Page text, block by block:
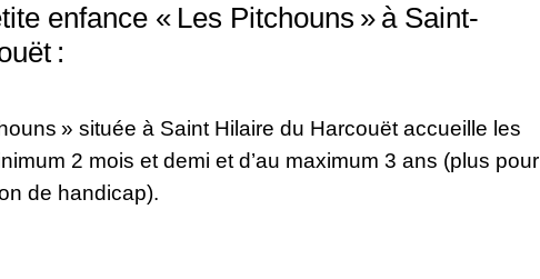
enfance « Les Pitchouns » à Saint-
:
» située à Saint Hilaire du Harcouët accueille les
2 mois et demi et d’au maximum 3 ans (plus pour
de handicap).